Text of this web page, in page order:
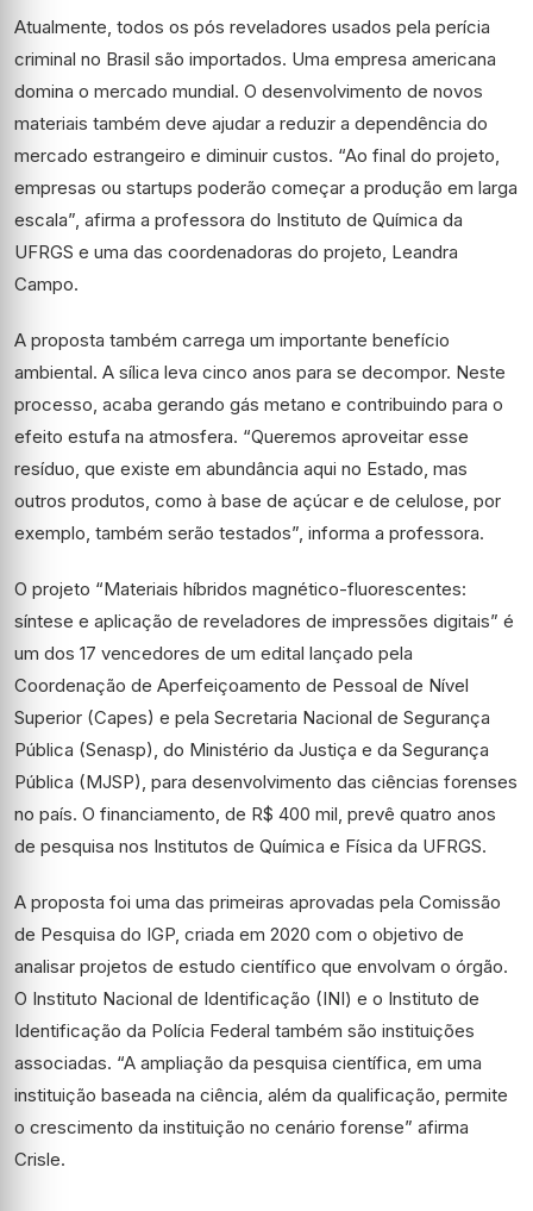
Atualmente, todos os pós reveladores usados pela perícia
criminal no Brasil são importados. Uma empresa americana
domina o mercado mundial. O desenvolvimento de novos
materiais também deve ajudar a reduzir a dependência do
mercado estrangeiro e diminuir custos. “Ao final do projeto,
empresas ou startups poderão começar a produção em larga
escala”, afirma a professora do Instituto de Química da
UFRGS e uma das coordenadoras do projeto, Leandra
Campo.
A proposta também carrega um importante benefício
ambiental. A sílica leva cinco anos para se decompor. Neste
processo, acaba gerando gás metano e contribuindo para o
efeito estufa na atmosfera. “Queremos aproveitar esse
resíduo, que existe em abundância aqui no Estado, mas
outros produtos, como à base de açúcar e de celulose, por
exemplo, também serão testados”, informa a professora.
O projeto “Materiais híbridos magnético-fluorescentes:
síntese e aplicação de reveladores de impressões digitais” é
um dos 17 vencedores de um edital lançado pela
Coordenação de Aperfeiçoamento de Pessoal de Nível
Superior (Capes) e pela Secretaria Nacional de Segurança
Pública (Senasp), do Ministério da Justiça e da Segurança
Pública (MJSP), para desenvolvimento das ciências forenses
no país. O financiamento, de R$ 400 mil, prevê quatro anos
de pesquisa nos Institutos de Química e Física da UFRGS.
A proposta foi uma das primeiras aprovadas pela Comissão
de Pesquisa do IGP, criada em 2020 com o objetivo de
analisar projetos de estudo científico que envolvam o órgão.
O Instituto Nacional de Identificação (INI) e o Instituto de
Identificação da Polícia Federal também são instituições
associadas. “A ampliação da pesquisa científica, em uma
instituição baseada na ciência, além da qualificação, permite
o crescimento da instituição no cenário forense” afirma
Crisle.